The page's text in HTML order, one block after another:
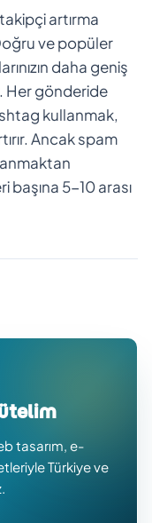
artırma
ve popüler
daha geniş
Her gönderide
kullanmak,
Ancak spam
başına 5-10 arası
tasarım, e-
Türkiye ve